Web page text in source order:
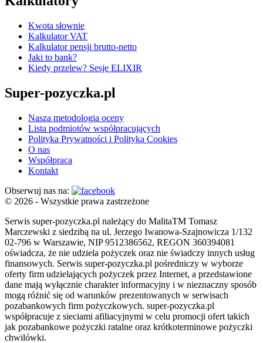
Kwota słownie
Kalkulator VAT
Kalkulator pensji brutto-netto
Jaki to bank?
Kiedy przelew? Sesje ELIXIR
Super-pozyczka.pl
Nasza metodologia oceny
Lista podmiotów współpracujących
Polityka Prywatności i Polityka Cookies
O nas
Współpraca
Kontakt
Obserwuj nas na:
© 2026 - Wszystkie prawa zastrzeżone
Serwis super-pozyczka.pl należący do MalitaTM Tomasz
Marczewski z siedzibą na ul. Jerzego Iwanowa-Szajnowicza 1/132
02-796 w Warszawie, NIP 9512386562, REGON 360394081
oświadcza, że nie udziela pożyczek oraz nie świadczy innych usług
finansowych. Serwis super-pozyczka.pl pośredniczy w wyborze
oferty firm udzielających pożyczek przez Internet, a przedstawione
dane mają wyłącznie charakter informacyjny i w nieznaczny sposób
mogą różnić się od warunków prezentowanych w serwisach
pozabankowych firm pożyczkowych. super-pozyczka.pl
współpracuje z sieciami afiliacyjnymi w celu promocji ofert takich
jak pozabankowe pożyczki ratalne oraz krótkoterminowe pożyczki
chwilówki.